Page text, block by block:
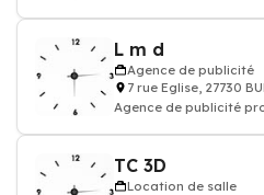
L m d
Agence de publicité
7 rue Eglise, 27730
Agence de publicité
TC 3D
Location de salle